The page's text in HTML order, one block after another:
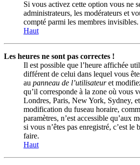
Si vous activez cette option vous ne
administrateurs, les modérateurs et
compté parmi les membres invisibles.
Haut
Les heures ne sont pas correctes !
Il est possible que l’heure affichée
différent de celui dans lequel vous
au panneau de l’utilisateuret
qu’il corresponde à la zone où vous
Londres, Paris, New York, Sydney,
modification du fuseau horaire,
paramètres, n’est accessible qu’aux
si vous n’êtes pas enregistré, c’est
faire.
Haut